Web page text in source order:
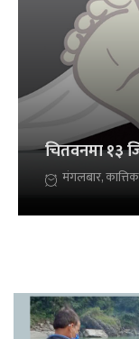
चितवनमा १३
मंगलबार,